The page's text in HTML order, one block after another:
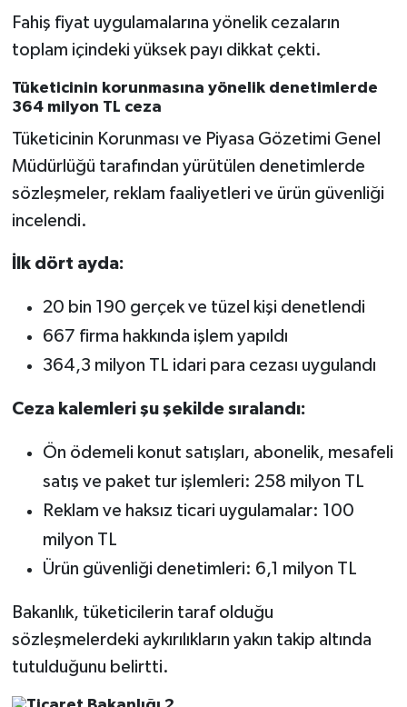
Fahiş fiyat uygulamalarına yönelik cezaların
toplam içindeki yüksek payı dikkat çekti.
Tüketicinin korunmasına yönelik denetimlerde
364 milyon TL ceza
Tüketicinin Korunması ve Piyasa Gözetimi Genel
Müdürlüğü tarafından yürütülen denetimlerde
sözleşmeler, reklam faaliyetleri ve ürün güvenliği
incelendi.
İlk dört ayda:
20 bin 190 gerçek ve tüzel kişi denetlendi
667 firma hakkında işlem yapıldı
364,3 milyon TL idari para cezası uygulandı
Ceza kalemleri şu şekilde sıralandı:
Ön ödemeli konut satışları, abonelik, mesafeli
satış ve paket tur işlemleri: 258 milyon TL
Reklam ve haksız ticari uygulamalar: 100
milyon TL
Ürün güvenliği denetimleri: 6,1 milyon TL
Bakanlık, tüketicilerin taraf olduğu
sözleşmelerdeki aykırılıkların yakın takip altında
tutulduğunu belirtti.